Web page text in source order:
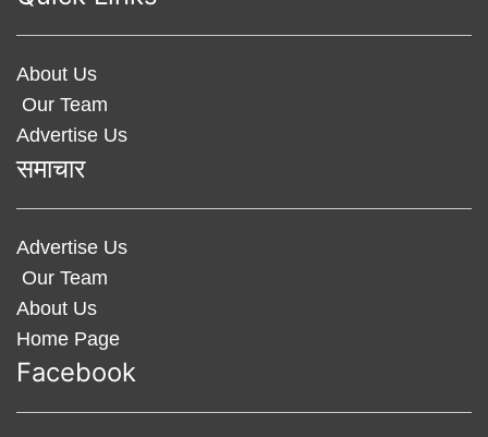
About Us
Our Team
Advertise Us
समाचार
Advertise Us
Our Team
About Us
Home Page
Facebook